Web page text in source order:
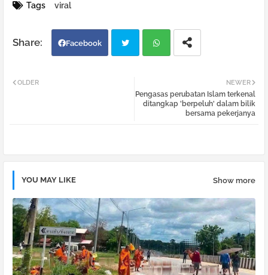
Tags viral
Facebook
atsa
NEWER
Pengasas perubatan Islam terkenal
ditangkap 'berpeluh' dalam bilik
bersama pekerjanya
OLDER
YOU MAY LIKE Show more